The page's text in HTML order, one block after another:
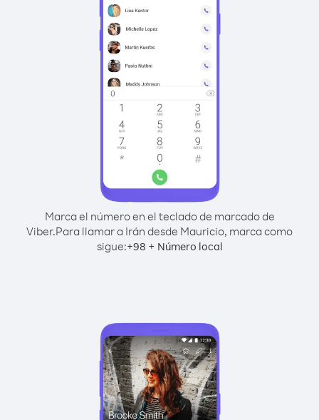
Marca el número en el teclado de marcado de
Viber.Para llamar a Irán desde Mauricio, marca como
sigue:+98 + Número local